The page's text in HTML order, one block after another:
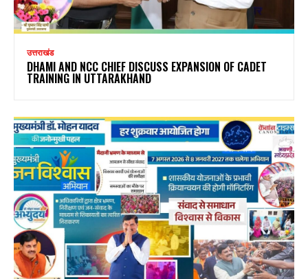
उत्तराखंड
DHAMI AND NCC CHIEF DISCUSS EXPANSION OF CADET
TRAINING IN UTTARAKHAND